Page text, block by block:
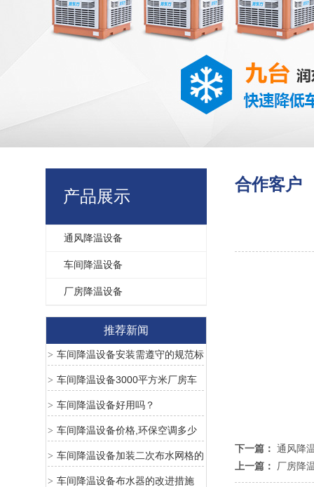
产品展示
通风降温设备
车间降温设备
厂房降温设备
推荐新闻
> 车间降温设备安装需遵守的规范标
准
> 车间降温设备3000平方米厂房车
间降温需要安装多少台环保空调
> 车间降温设备好用吗？
> 车间降温设备价格,环保空调多少
钱一台最新报价
> 车间降温设备加装二次布水网格的
好处
> 车间降温设备布水器的改进措施
合作客户
下一篇： 通风降
上一篇：
厂房降